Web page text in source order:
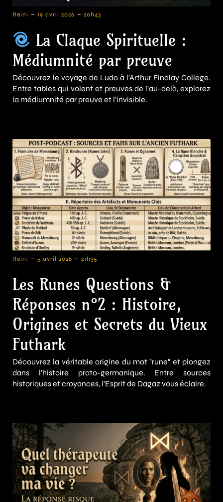
Reini - 19 avril 2026 - 20h43
La Claque Spirituelle :
Médiumnité par preuve
Découvrez le voyage de Ludo à l'Arthur Findlay College.
Entre tables qui volent et preuves de l'au-delà, explorez
la médiumnité par preuve et l'invisible.
Reini - 5 avril 2026 - 21h35
Les Runes Questions &
Réponses n°2 : Histoire,
Origines et Secrets du Vieux
Futhark
Découvrez la véritable origine du mot "rune" et plongez
dans l'histoire proto-germanique. Entre sources
historiques et croyances, l'Esprit de Dagaz vous éclaire.